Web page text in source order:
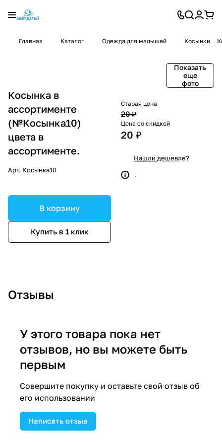
Главная Каталог Одежда для малышей Косынки
Показать
еще
фото
Косынка в
ассортименте
(№Косынка10)
цвета в
ассортименте.
Арт. Косынка10
В корзину
Купить в 1 клик
Старая цена
20 ₽
Цена со скидкой
20 ₽
Нашли дешевле?
.
Отзывы
У этого товара пока нет
отзывов, но вы можете быть
первым
Совершите покупку и оставьте свой отзыв об
его использовании
Написать отзыв